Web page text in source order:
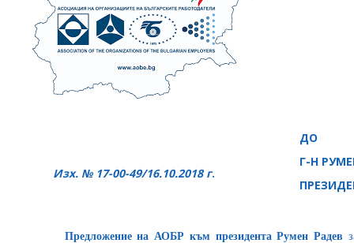
Изх. № 17-00-49/16.10.2018 г.
ДО
Г-Н
Предложение на АОБР към президента Румен Радев